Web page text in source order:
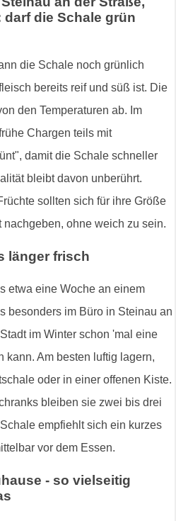
darf die Schale grün
die Schale noch grünlich
bereits reif und süß ist. Die
den Temperaturen ab. Im
Chargen teils mit
damit die Schale schneller
bleibt davon unberührt.
sollten sich für ihre Größe
ohne weich zu sein.
länger frisch
etwa eine Woche an einem
besonders im Büro in Steinau an
im Winter schon 'mal eine
kann. Am besten luftig lagern,
oder in einer offenen Kiste.
bleiben sie zwei bis drei
empfiehlt sich ein kurzes
vor dem Essen.
- so vielseitig